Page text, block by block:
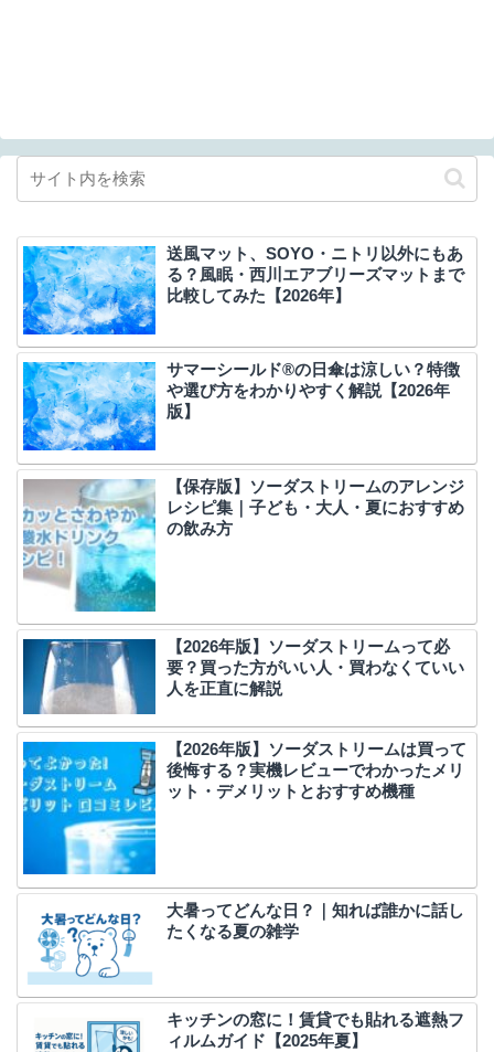
送風マット、SOYO・ニトリ以外にもあ
る？風眠・西川エアブリーズマットまで
比較してみた【2026年】
サマーシールド®の日傘は涼しい？特徴
や選び方をわかりやすく解説【2026年
版】
【保存版】ソーダストリームのアレンジ
レシピ集｜子ども・大人・夏におすすめ
の飲み方
【2026年版】ソーダストリームって必
要？買った方がいい人・買わなくていい
人を正直に解説
【2026年版】ソーダストリームは買って
後悔する？実機レビューでわかったメリ
ット・デメリットとおすすめ機種
大暑ってどんな日？｜知れば誰かに話し
たくなる夏の雑学
キッチンの窓に！賃貸でも貼れる遮熱フ
ィルムガイド【2025年夏】